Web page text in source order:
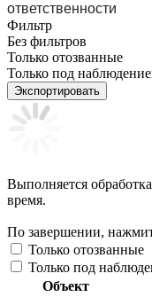
ответственности
Фильтр
Без фильтров
Только отозванные
Только под
Экспортировать
Выполняется
время.
По завершении,
Только отозванные
Только под
Объект